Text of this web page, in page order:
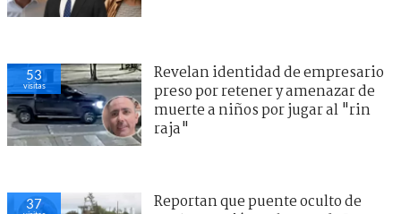
53
visitas
Revelan identidad de empresario
preso por retener y amenazar de
muerte a niños por jugar al "rin
raja"
37
Reportan que puente oculto de